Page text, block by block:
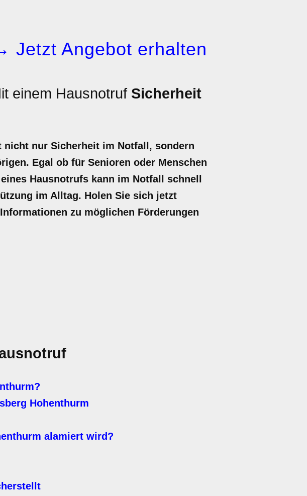
Jetzt Angebot erhalten
einem Hausnotruf Sicherheit
nicht nur Sicherheit im Notfall, sondern
Egal ob für Senioren oder Menschen
Hausnotrufs kann im Notfall schnell
im Alltag. Holen Sie sich jetzt
zu möglichen Förderungen
Hohenthurm
alamiert wird?